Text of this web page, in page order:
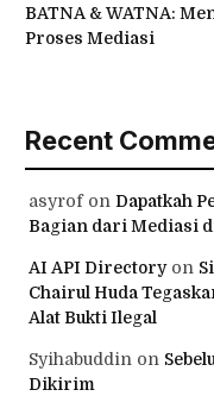
BATNA & WATNA:
Proses Mediasi
Recent
asyrofon Dapatkah
Bagian dari Mediasi
AI API Directoryon
Chairul Huda
Alat Bukti Ilegal
Syihabuddin on
Dikirim